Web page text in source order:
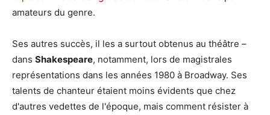
amateurs du genre.
Ses autres succès, il les a surtout obtenus au théâtre –
dans Shakespeare, notamment, lors de magistrales
représentations dans les années 1980 à Broadway. Ses
talents de chanteur étaient moins évidents que chez
d'autres vedettes de l'époque, mais comment résister à